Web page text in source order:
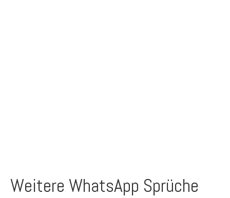
Weitere WhatsApp Sprüche